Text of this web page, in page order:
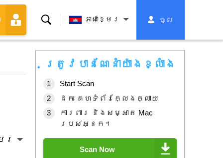
ស្វែងរក ភាសាខ្មែរ ចូល
ែរ
ត្រូវបានណែនាំយ៉ាងខ្លាំង
Start Scan
ដក គេហទំព័រក្លែងក្លាយ
ការពារ និងសម្អាត Mac
របស់អ្នក។
Scan Now